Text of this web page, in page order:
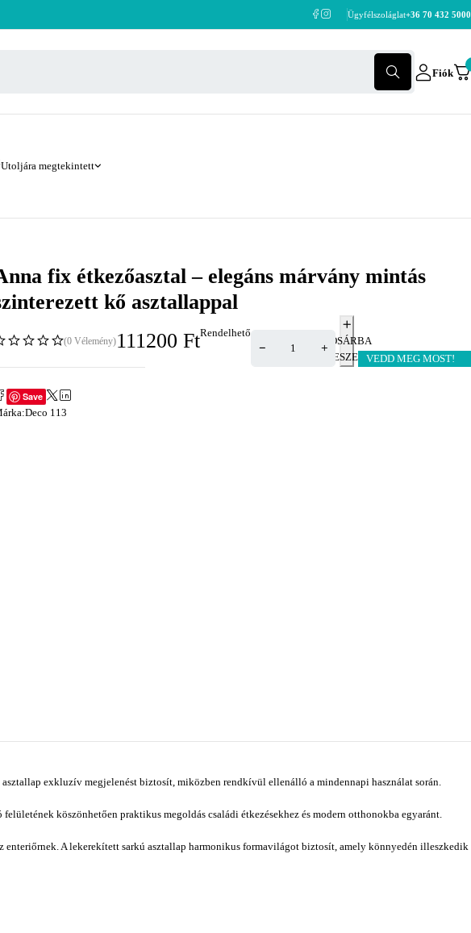
Ügyfélszoláglat+36 70 432 5000
Fiók
Utoljára megtekintett
fix étkezőasztal – elegáns márvány mintás
kő asztallappal
(0 Vélemény)111200 FtRendelhető
KOSÁRBA
TESZEMVEDD MEG MOST!
Save
Deco 113
exkluzív megjelenést biztosít, miközben rendkívül ellenálló a mindennapi használat során.
köszönhetően praktikus megoldás családi étkezésekhez és modern otthonokba egyaránt.
A lekerekített sarkú asztallap harmonikus formavilágot biztosít, amely könnyedén illeszkedik